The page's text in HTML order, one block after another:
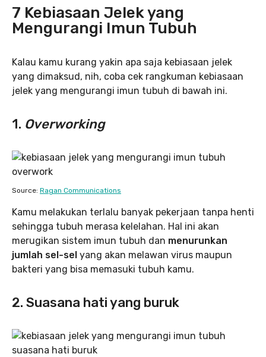
7 Kebiasaan Jelek yang
Mengurangi Imun Tubuh
Kalau kamu kurang yakin apa saja kebiasaan jelek
yang dimaksud, nih, coba cek rangkuman kebiasaan
jelek yang mengurangi imun tubuh di bawah ini.
1. Overworking
Source: Ragan Communications
Kamu melakukan terlalu banyak pekerjaan tanpa henti
sehingga tubuh merasa kelelahan. Hal ini akan
merugikan sistem imun tubuh dan menurunkan
jumlah sel-sel yang akan melawan virus maupun
bakteri yang bisa memasuki tubuh kamu.
2. Suasana hati yang buruk